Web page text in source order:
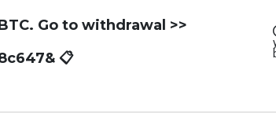
Go to withdrawal >>
📋